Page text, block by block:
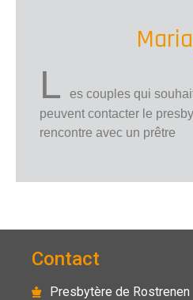
L
es couples qui
peuvent contacter le
rencontre avec un prêtre
Contact
Presbytère de Rostrenen